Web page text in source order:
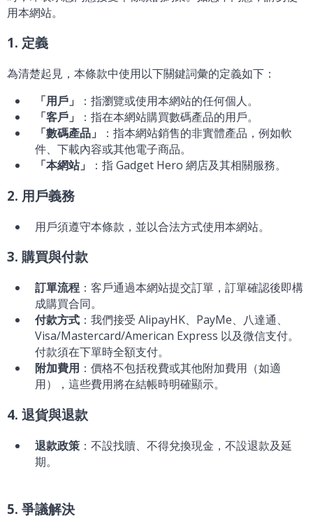
用本網站。
1. 定義
為清楚起見，本條款中使用以下關鍵詞彙的定義如下：
「用戶」
：指瀏覽或使用本網站的任何個人。
「客戶」
：指在本網站購買數碼產品的用戶。
「數碼產品」
：指本網站銷售的非實體產品，例如軟
件、下載內容或其他電子商品。
「本網站」
：指 Gadget Hero 網店及其相關服務。
2. 用戶義務
用戶須遵守本條款，並以合法方式使用本網站。
3. 購買與付款
訂單流程 ：客戶通過本網站提交訂單，訂單確認後即構
成購買合同。
付款方式 ：我們接受 AlipayHK、PayMe、八達通、
Visa/Mastercard/American Express 以及微信支付。
付款須在下單時全額支付。
附加費用 ：價格不包括稅費或其他附加費用（如適
用），這些費用將在結帳時明確顯示。
4. 退貨與退款
退款政策 ：不設找贖、不得兌換現金，不設退款及延
期。
5. 爭議解決